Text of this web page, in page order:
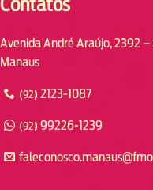
Avenida André Araújo, 2392
Manaus
(92) 2123-1087
(92) 99226-1239